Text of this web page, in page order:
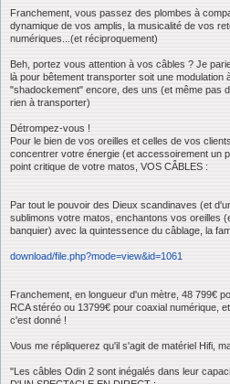
Franchement, vous passez des plombes à
dynamique de vos amplis, la musicalité de vos
numériques...(et réciproquement)
Beh, portez vous attention à vos câbles ? Je
là pour bêtement transporter soit une
"shadockement" encore, des uns (et même pas
rien à transporter)
Détrompez-vous !
Pour le bien de vos oreilles et celles de vos
concentrer votre énergie (et accessoirement un
point critique de votre matos, VOS CÂBLES :
Par tout le pouvoir des Dieux scandinaves (et
sublimons votre matos, enchantons vos oreilles
banquier) avec la quintessence du câblage, la
download/file.php?mode=view&id=1061
Franchement, en longueur d'un mètre, 48 799€
RCA stéréo ou 13799€ pour coaxial numérique,
c'est donné !
Vous me répliquerez qu'il s'agit de matériel Hifi,
"Les câbles Odin 2 sont inégalés dans leur